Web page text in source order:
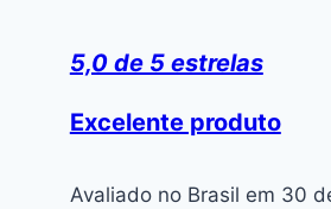
5,0 de 5 estrelas
Excelente produto
Avaliado no Brasil em 30